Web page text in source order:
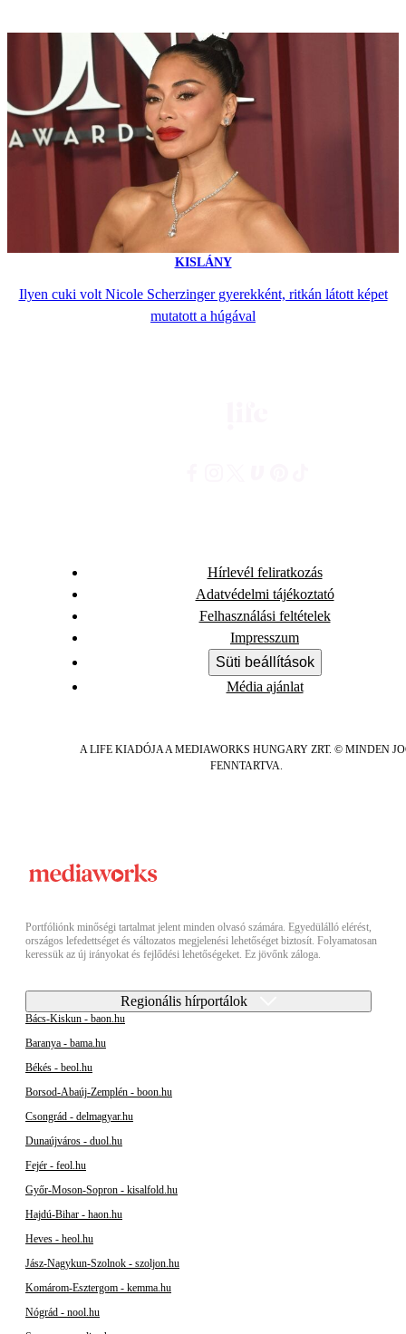
KISLÁNY
Ilyen cuki volt Nicole Scherzinger gyerekként, ritkán látott képet
mutatott a húgával
Hírlevél feliratkozás
Adatvédelmi tájékoztató
Felhasználási feltételek
Impresszum
Süti beállítások
Média ajánlat
A LIFE KIADÓJA A MEDIAWORKS HUNGARY ZRT. © MINDEN
FENNTARTVA.
Portfóliónk minőségi tartalmat jelent minden olvasó számára. Egyedülálló elérést,
országos lefedettséget és változatos megjelenési lehetőséget biztosít. Folyamatosan
keressük az új irányokat és fejlődési lehetőségeket. Ez jövőnk záloga.
Regionális hírportálok
Bács-Kiskun - baon.hu
Baranya - bama.hu
Békés - beol.hu
Borsod-Abaúj-Zemplén - boon.hu
Csongrád - delmagyar.hu
Dunaújváros - duol.hu
Fejér - feol.hu
Győr-Moson-Sopron - kisalfold.hu
Hajdú-Bihar - haon.hu
Heves - heol.hu
Jász-Nagykun-Szolnok - szoljon.hu
Komárom-Esztergom - kemma.hu
Nógrád - nool.hu